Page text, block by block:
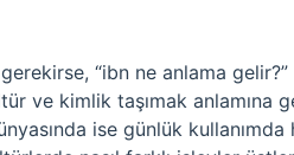
“ibn ne anlama
ve kimlik taşımak anlamına
ise günlük kullanımda